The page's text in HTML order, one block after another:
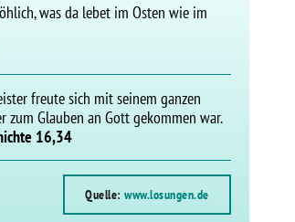
was da lebet im Osten wie im
freute sich mit seinem ganzen
zum Glauben an Gott gekommen war.
16,34
Quelle: www.losungen.de